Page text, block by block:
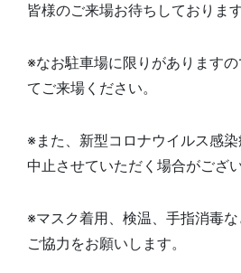
皆様のご来場お待ちしております
※なお駐車場に限りがあります
てご来場ください。
※また、新型コロナウイルス感
中止させていただく場合がござい
※マスク着用、検温、手指消毒
ご協力をお願いします。